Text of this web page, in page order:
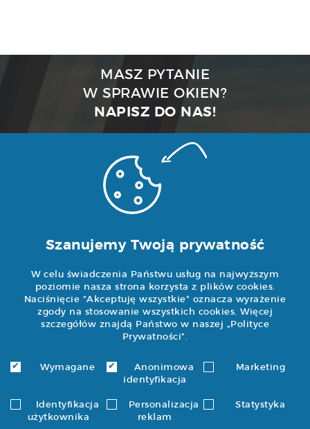
MASZ PYTANIE
W SPRAWIE OKIEN?
NAPISZ DO NAS!
wyceny@noweokna.pl
ul. Grochowska 114
tel/fax (22) 611 98
88
kom 600-814-600
Godziny otwarcia
pon.-pt.: 9:00 - 18:00
Szanujemy Twoją prywatność
W celu świadczenia Państwu usług na najwyższym
poziomie nasza strona korzysta z plików cookies.
Naciśnięcie "Akceptuję wszystkie" oznacza wyrażenie
zgody na stosowanie wszystkich cookies. Więcej
szczegółów znajdą Państwo w naszej „ Polityce
Prywatności”.
Wymagane
Anonimowa
identyfikacja
Marketing
Identyfikacja
użytkownika
Personalizacja
reklam
Statystyka